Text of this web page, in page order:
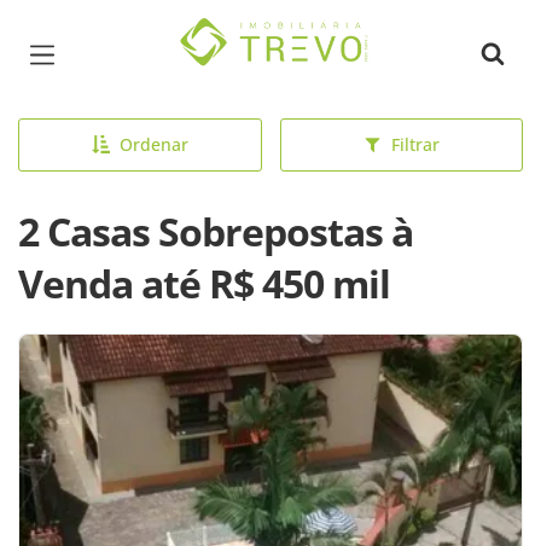
Página inicial
Ordenar Filtrar
2 Casas Sobrepostas à
Venda até R$ 450 mil